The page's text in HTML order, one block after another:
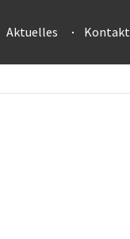
Aktuelles Kontakt